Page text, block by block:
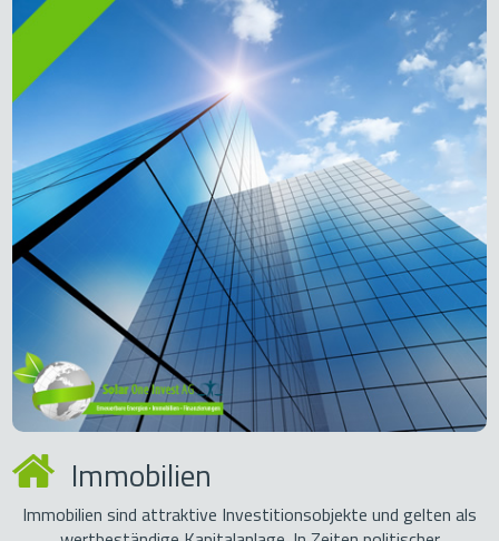
Immobilien
Immobilien sind attraktive Investitionsobjekte und gelten als